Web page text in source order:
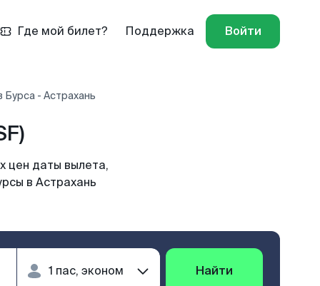
Где мой билет? Поддержка Войти
Бурса - Астрахань
цен даты вылета,
в Астрахань
Найти